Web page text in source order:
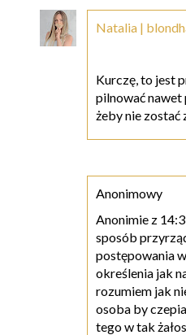
Natalia |
Kurczę, to jest
pilnować nawet
żeby nie zostać
Anonimowy
Anonimie z
sposób
postępowania
określenia jak
rozumiem jak
osoba by
tego w tak